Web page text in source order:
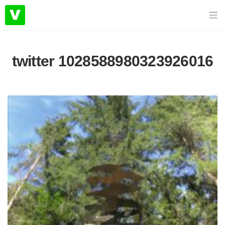
twitter 1028588980323926016